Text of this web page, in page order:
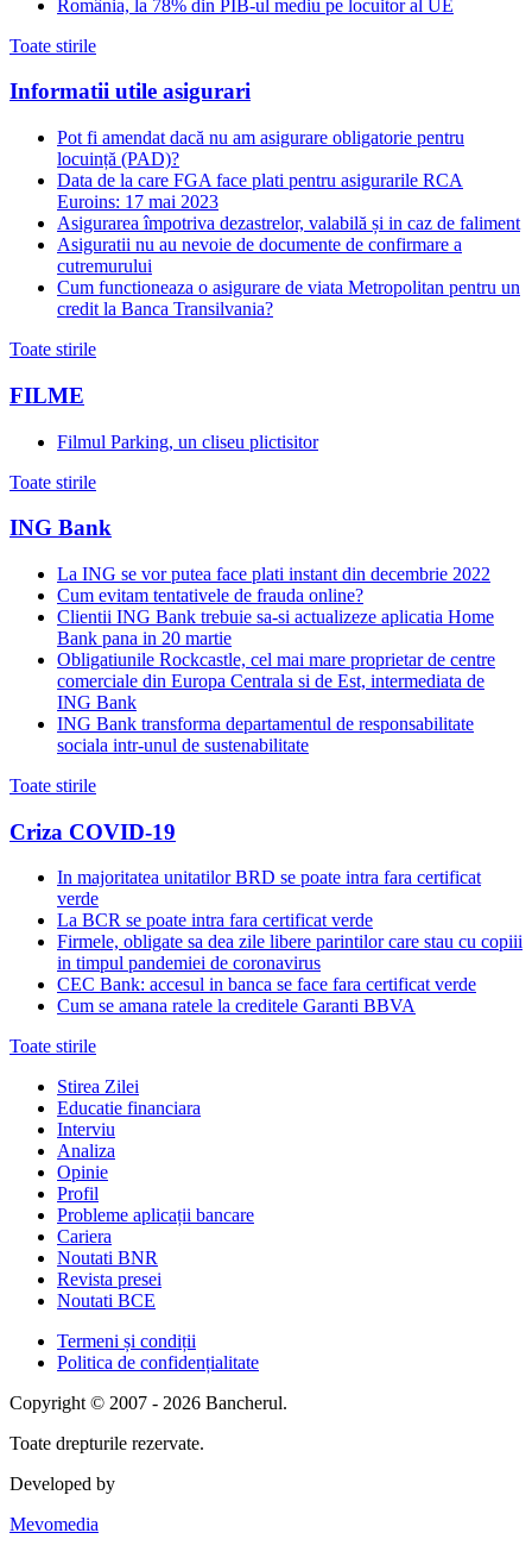
România, la 78% din PIB-ul mediu pe locuitor al UE
Toate stirile
Informatii utile asigurari
Pot fi amendat dacă nu am asigurare obligatorie pentru
locuință (PAD)?
Data de la care FGA face plati pentru asigurarile RCA
Euroins: 17 mai 2023
Asigurarea împotriva dezastrelor, valabilă și in caz de faliment
Asiguratii nu au nevoie de documente de confirmare a
cutremurului
Cum functioneaza o asigurare de viata Metropolitan pentru un
credit la Banca Transilvania?
Toate stirile
FILME
Filmul Parking, un cliseu plictisitor
Toate stirile
ING Bank
La ING se vor putea face plati instant din decembrie 2022
Cum evitam tentativele de frauda online?
Clientii ING Bank trebuie sa-si actualizeze aplicatia Home
Bank pana in 20 martie
Obligatiunile Rockcastle, cel mai mare proprietar de centre
comerciale din Europa Centrala si de Est, intermediata de
ING Bank
ING Bank transforma departamentul de responsabilitate
sociala intr-unul de sustenabilitate
Toate stirile
Criza COVID-19
In majoritatea unitatilor BRD se poate intra fara certificat
verde
La BCR se poate intra fara certificat verde
Firmele, obligate sa dea zile libere parintilor care stau cu copiii
in timpul pandemiei de coronavirus
CEC Bank: accesul in banca se face fara certificat verde
Cum se amana ratele la creditele Garanti BBVA
Toate stirile
Stirea Zilei
Educatie financiara
Interviu
Analiza
Opinie
Profil
Probleme aplicații bancare
Cariera
Noutati BNR
Revista presei
Noutati BCE
Termeni și condiții
Politica de confidențialitate
Copyright © 2007 - 2026 Bancherul.
Toate drepturile rezervate.
Developed by
Mevomedia